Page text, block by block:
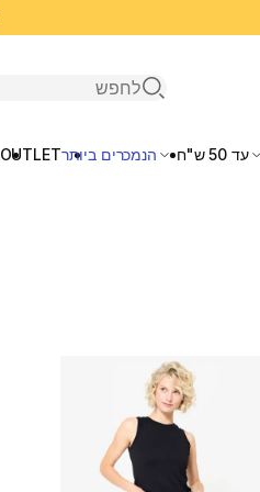
פתיחת חיפוש
עד 50 ש"ח הנמכרים ביותרOUTLET